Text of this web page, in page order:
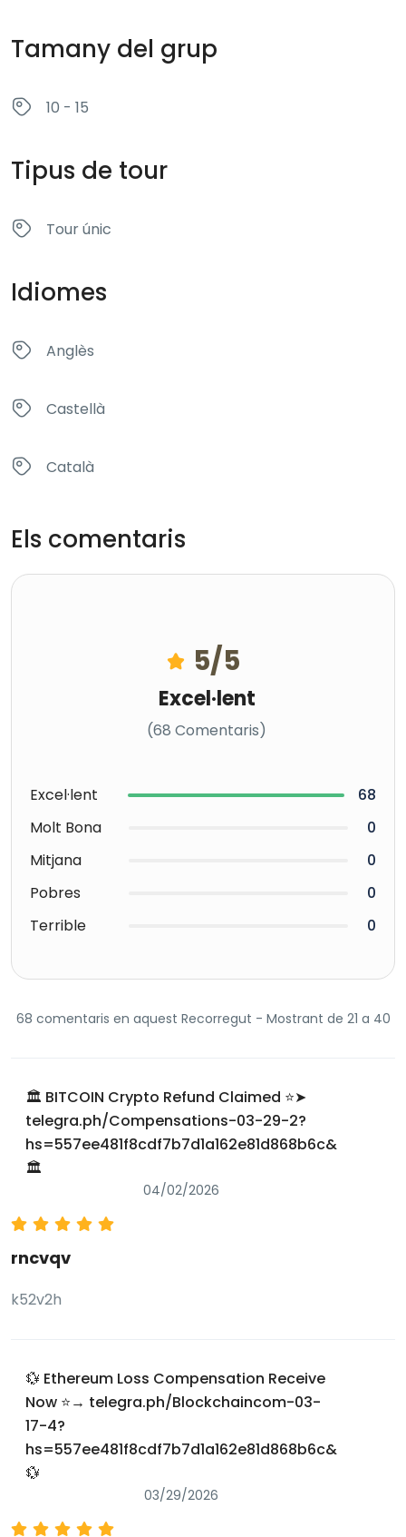
Tamany del grup
10 - 15
Tipus de tour
Tour únic
Idiomes
Anglès
Castellà
Català
Els comentaris
5/5
Excel·lent
(68 Comentaris)
Excel·lent
68
Molt Bona
0
Mitjana
0
Pobres
0
Terrible
0
68 comentaris en aquest Recorregut - Mostrant de 21 a 40
🏛️ BITCOIN Crypto Refund Claimed ⭐➤
telegra.ph/Compensations-03-29-2?
hs=557ee481f8cdf7b7d1a162e81d868b6c&
🏛️
04/02/2026
rncvqv
k52v2h
💱 Ethereum Loss Compensation Receive
Now ⭐→ telegra.ph/Blockchaincom-03-
17-4?
hs=557ee481f8cdf7b7d1a162e81d868b6c&
💱
03/29/2026